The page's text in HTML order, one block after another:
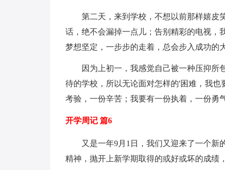
第二天，来到学校，不想以前那样嬉皮
话，绝不会漏掉一点儿；告别精彩的电视，
梦想坚定，一步步的走着，总会步入成功的大
因为上初一，我感觉自己被一种压抑所
待的学校，所以无论面对怎样的'困难，我
考验，一份辛苦；我要有一份执着，一份
开学周记 篇6
又是一年9月1日，我们又迎来了一个新
精神，抛开上新学期取得的或好或坏的成绩